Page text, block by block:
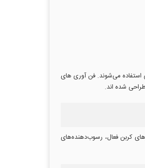
استفاده می‌شوند. فن آوری های
شده اند.
کربن فعال، رسوب‌دهنده‌های